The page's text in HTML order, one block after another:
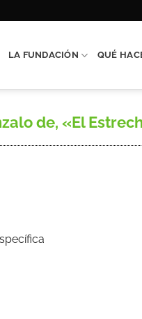
LA FUNDACIÓN QUÉ
de, «El